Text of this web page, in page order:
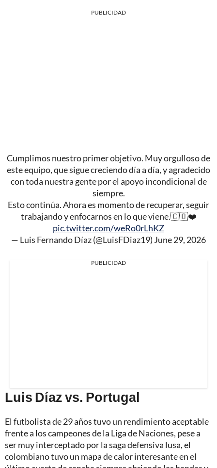
PUBLICIDAD
Cumplimos nuestro primer objetivo. Muy orgulloso de
este equipo, que sigue creciendo día a día, y agradecido
con toda nuestra gente por el apoyo incondicional de
siempre.
Esto continúa. Ahora es momento de recuperar, seguir
trabajando y enfocarnos en lo que viene.🇨🇴❤️
pic.twitter.com/weRo0rLhKZ
— Luis Fernando Díaz (@LuisFDiaz19) June 29, 2026
PUBLICIDAD
Luis Díaz vs. Portugal
El futbolista de 29 años tuvo un rendimiento aceptable
frente a los campeones de la Liga de Naciones, pese a
ser muy interceptado por la saga defensiva lusa, el
colombiano tuvo un mapa de calor interesante en el